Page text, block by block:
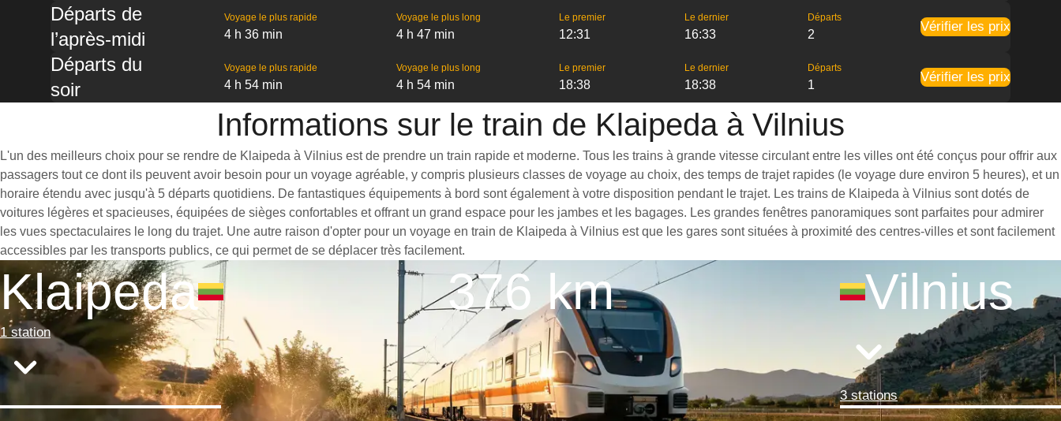
Départs de
l’après-midi
Voyage le plus rapide
4 h 36 min
Voyage le plus long
4 h 47 min
Le premier
12:31
Le dernier
16:33
Départs
2
Vérifier les prix
Départs du
soir
Voyage le plus rapide
4 h 54 min
Voyage le plus long
4 h 54 min
Le premier
18:38
Le dernier
18:38
Départs
1
Vérifier les prix
Informations sur le train de Klaipeda à Vilnius
L'un des meilleurs choix pour se rendre de Klaipeda à Vilnius est de prendre un train rapide et moderne. Tous les trains à grande vitesse circulant entre les villes ont été conçus pour offrir aux
passagers tout ce dont ils peuvent avoir besoin pour un voyage agréable, y compris plusieurs classes de voyage au choix, des temps de trajet rapides (le voyage dure environ 5 heures), et un
horaire étendu avec jusqu'à 5 départs quotidiens. De fantastiques équipements à bord sont également à votre disposition pendant le trajet. Les trains de Klaipeda à Vilnius sont dotés de
voitures légères et spacieuses, équipées de sièges confortables et offrant un grand espace pour les jambes et les bagages. Les grandes fenêtres panoramiques sont parfaites pour admirer
les vues spectaculaires le long du trajet. Une autre raison d'opter pour un voyage en train de Klaipeda à Vilnius est que les gares sont situées à proximité des centres-villes et sont facilement
accessibles par les transports publics, ce qui permet de se déplacer très facilement.
Klaipeda
1 station
376 km Vilnius
3 stations